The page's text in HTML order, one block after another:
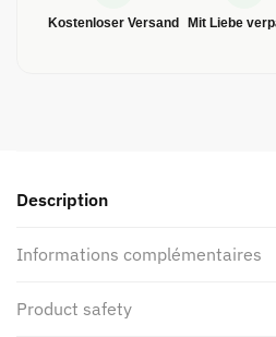
Kostenloser Versand Mit Liebe
Description
Informations complémentaires
Product safety